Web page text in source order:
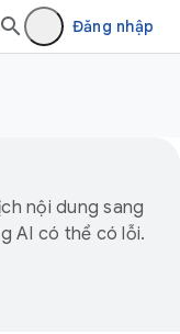
Đăng nhập
nội dung sang
AI có thể có lỗi.